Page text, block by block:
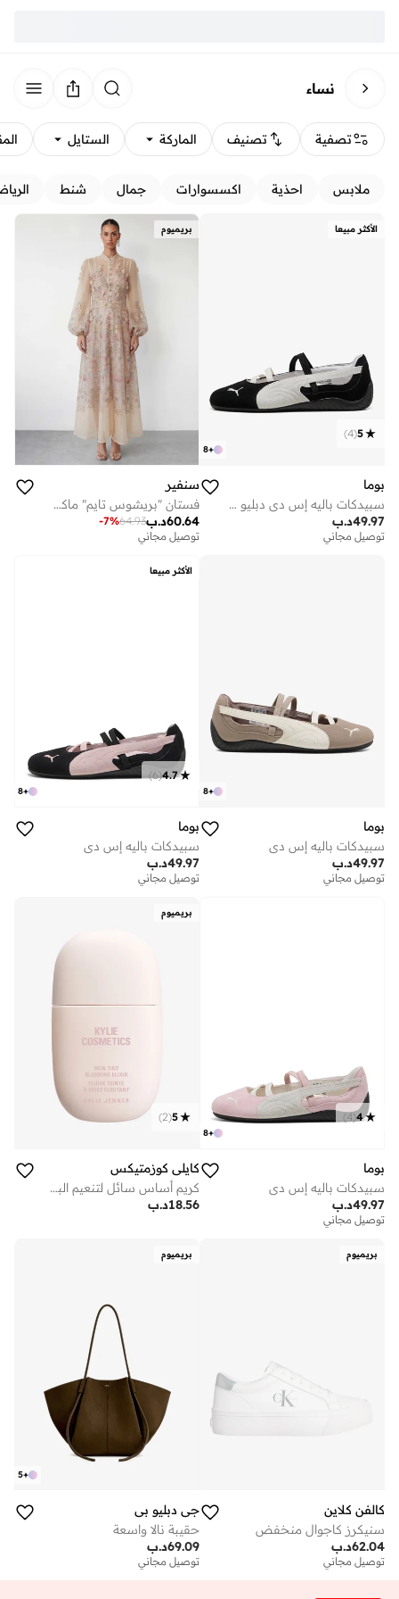
نساء
تصفية تصنيف الماركة الستايل
ملابس احذية اكسسوارات جمال شنط
الأكثر مبيعا
+
8
5
(
4
)
بوما
سبيدكات باليه إس دي دبليو إن إس
د.ب49.97
توصيل مجاني
بريميوم
سنفير
فستان "بريشوس تايم" ماكسي من الشيفون باللون المشمشي مزين بتطبيقات الزهور
د.ب60.64
64.93
-7%
توصيل مجاني
+
8
بوما
سبيدكات باليه إس دي
د.ب49.97
توصيل مجاني
الأكثر مبيعا
+
8
4.7
(
6
)
بوما
سبيدكات باليه إس دي
د.ب49.97
توصيل مجاني
+
8
4
(
4
)
بوما
سبيدكات باليه إس دي
د.ب49.97
توصيل مجاني
بريميوم
5
(
2
)
كايلي كوزمتيكس
كريم أساس سائل لتنعيم البشرة بتركيبة إكسير - .، مل
د.ب18.56
بريميوم
كالفن كلاين
سنيكرز كاجوال منخفض
د.ب62.04
توصيل مجاني
بريميوم
+
5
جي دبليو بي
حقيبة نالا واسعة
د.ب69.09
توصيل مجاني